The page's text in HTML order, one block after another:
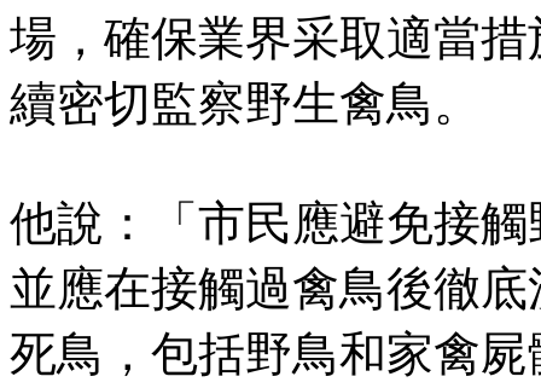
場，確保業界采取適當
續密切監察野生禽鳥。
他說：「市民應避免接
並應在接觸過禽鳥後徹
死鳥，包括野鳥和家禽